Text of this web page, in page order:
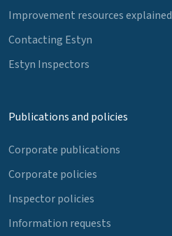
Improvement resources explained
Contacting Estyn
Estyn Inspectors
Publications and policies
Corporate publications
Corporate policies
Inspector policies
Information requests